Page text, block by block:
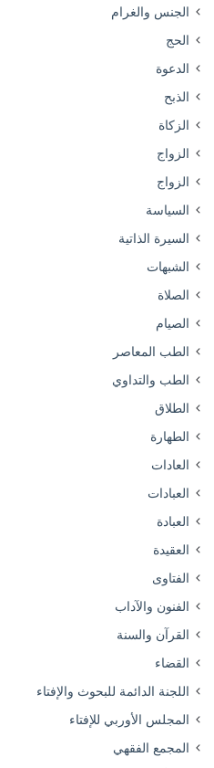
الجنس والغرام
الحج
الدعوة
الذبح
الزكاة
الزواج
الزواج
السياسة
السيرة الذاتية
الشبهات
الصلاة
الصيام
الطب المعاصر
الطب والتداوي
الطلاق
الطهارة
العادات
العبادات
العبادة
العقيدة
الفتاوى
الفنون والآداب
القرآن والسنة
القضاء
اللجنة الدائمة للبحوث والإفتاء
المجلس الأوربي للإفتاء
المجمع الفقهي